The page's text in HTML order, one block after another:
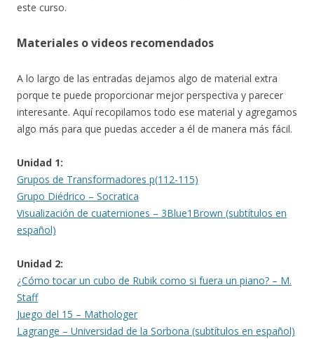
este curso.
Materiales o videos recomendados
A lo largo de las entradas dejamos algo de material extra
porque te puede proporcionar mejor perspectiva y parecer
interesante. Aquí recopilamos todo ese material y agregamos
algo más para que puedas acceder a él de manera más fácil.
Unidad 1:
Grupos de Transformadores p(112-115)
Grupo Diédrico – Socratica
Visualización de cuaterniones – 3Blue1Brown (subtítulos en
español)
Unidad 2:
¿Cómo tocar un cubo de Rubik como si fuera un piano? – M.
Staff
Juego del 15 – Mathologer
Lagrange – Universidad de la Sorbona (subtítulos en español)